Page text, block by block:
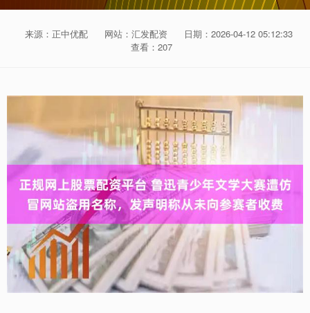
来源：正中优配 网站：汇发配资
日期：2026-04-12 05:12:33
查看：207